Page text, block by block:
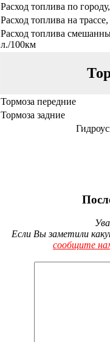
Расход топлива по
Расход топлива на
Расход топлива
л./100км
Тормоза передние
Тормоза задние
Если Вы заметили
сообщите